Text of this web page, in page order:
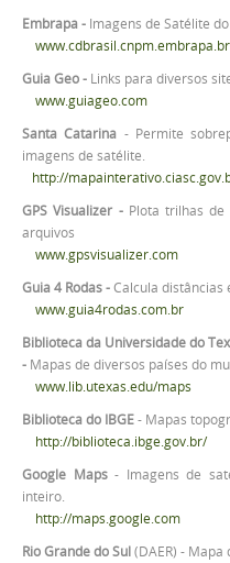
Embrapa - Imagens de Satélite
www.cdbrasil.cnpm.embrapa.br
Guia Geo - Links para diversos
www.guiageo.com
Santa Catarina - Permite
imagens de satélite.
http://
GPS Visualizer - Plota trilhas
arquivos
www.gpsvisualizer.com
Guia 4 Rodas -Calcula distâncias
www.guia4rodas.com.br
Biblioteca da Universidade do
- Mapas de diversos países do
www.lib.utexas.edu/maps
Biblioteca do IBGE- Mapas
http://biblioteca.ibge.gov.br/
Google Maps- Imagens de
inteiro.
http://maps.google.com
Rio Grande do Sul(DAER) -